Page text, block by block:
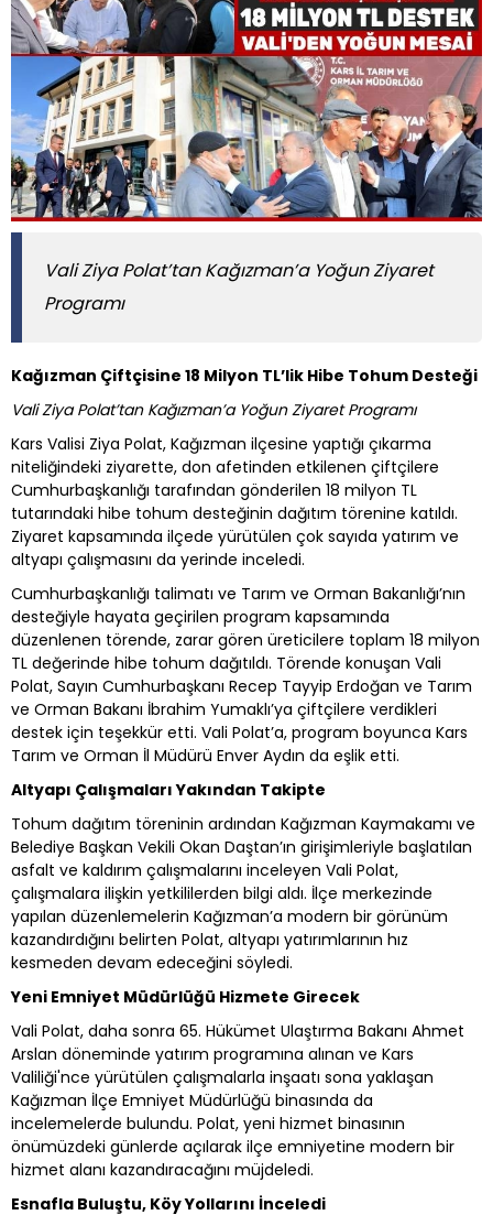
Vali Ziya Polat’tan Kağızman’a Yoğun Ziyaret
Programı
Kağızman Çiftçisine 18 Milyon TL’lik Hibe Tohum Desteği
Vali Ziya Polat’tan Kağızman’a Yoğun Ziyaret Programı
Kars Valisi Ziya Polat, Kağızman ilçesine yaptığı çıkarma
niteliğindeki ziyarette, don afetinden etkilenen çiftçilere
Cumhurbaşkanlığı tarafından gönderilen 18 milyon TL
tutarındaki hibe tohum desteğinin dağıtım törenine katıldı.
Ziyaret kapsamında ilçede yürütülen çok sayıda yatırım ve
altyapı çalışmasını da yerinde inceledi.
Cumhurbaşkanlığı talimatı ve Tarım ve Orman Bakanlığı’nın
desteğiyle hayata geçirilen program kapsamında
düzenlenen törende, zarar gören üreticilere toplam 18 milyon
TL değerinde hibe tohum dağıtıldı. Törende konuşan Vali
Polat, Sayın Cumhurbaşkanı Recep Tayyip Erdoğan ve Tarım
ve Orman Bakanı İbrahim Yumaklı’ya çiftçilere verdikleri
destek için teşekkür etti. Vali Polat’a, program boyunca Kars
Tarım ve Orman İl Müdürü Enver Aydın da eşlik etti.
Altyapı Çalışmaları Yakından Takipte
Tohum dağıtım töreninin ardından Kağızman Kaymakamı ve
Belediye Başkan Vekili Okan Daştan’ın girişimleriyle başlatılan
asfalt ve kaldırım çalışmalarını inceleyen Vali Polat,
çalışmalara ilişkin yetkililerden bilgi aldı. İlçe merkezinde
yapılan düzenlemelerin Kağızman’a modern bir görünüm
kazandırdığını belirten Polat, altyapı yatırımlarının hız
kesmeden devam edeceğini söyledi.
Yeni Emniyet Müdürlüğü Hizmete Girecek
Vali Polat, daha sonra 65. Hükümet Ulaştırma Bakanı Ahmet
Arslan döneminde yatırım programına alınan ve Kars
Valiliği'nce yürütülen çalışmalarla inşaatı sona yaklaşan
Kağızman İlçe Emniyet Müdürlüğü binasında da
incelemelerde bulundu. Polat, yeni hizmet binasının
önümüzdeki günlerde açılarak ilçe emniyetine modern bir
hizmet alanı kazandıracağını müjdeledi.
Esnafla Buluştu, Köy Yollarını İnceledi